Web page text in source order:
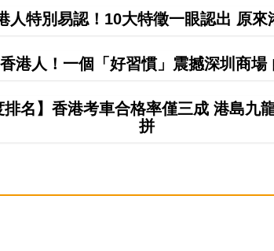
人特別易認！10大特徵一眼認出 原來
港人！一個「好習慣」震撼深圳商場
排名】香港考車合格率僅三成 港島九
拼